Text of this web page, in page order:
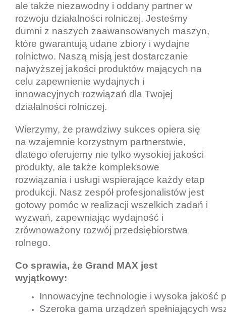
ale także niezawodny i oddany partner w
rozwoju działalności rolniczej. Jesteśmy
dumni z naszych zaawansowanych maszyn,
które gwarantują udane zbiory i wydajne
rolnictwo. Naszą misją jest dostarczanie
najwyższej jakości produktów mających na
celu zapewnienie wydajnych i
innowacyjnych rozwiązań dla Twojej
działalności rolniczej.
Wierzymy, że prawdziwy sukces opiera się
na wzajemnie korzystnym partnerstwie,
dlatego oferujemy nie tylko wysokiej jakości
produkty, ale także kompleksowe
rozwiązania i usługi wspierające każdy etap
produkcji. Nasz zespół profesjonalistów jest
gotowy pomóc w realizacji wszelkich zadań i
wyzwań, zapewniając wydajność i
zrównoważony rozwój przedsiębiorstwa
rolnego.
Co sprawia, że Grand MAX jest
wyjątkowy:
Innowacyjne technologie i wysoka jakość
Szeroka gama urządzeń spełniających